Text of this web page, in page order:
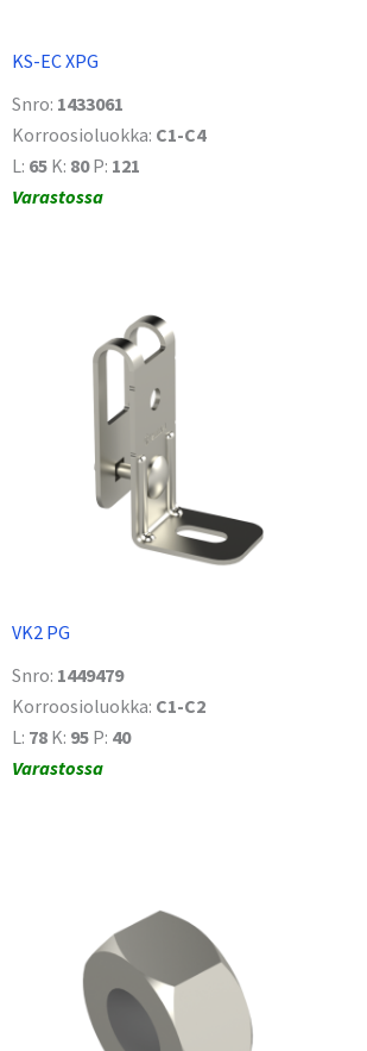
KS-EC XPG
Snro: 1433061
Korroosioluokka: C1-C4
L: 65 K: 80P: 121
Varastossa
VK2 PG
Snro: 1449479
Korroosioluokka: C1-C2
L: 78 K: 95 P: 40
Varastossa